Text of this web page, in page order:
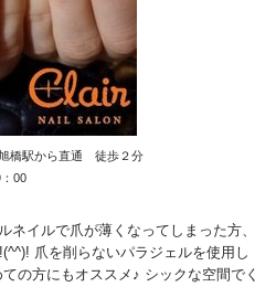
橋駅から直通 徒歩２分
00
ネイルで爪が薄くなってしまった方、
爪を削らないパラジェルを使用し
の方にもオススメ♪ シックな空間でく